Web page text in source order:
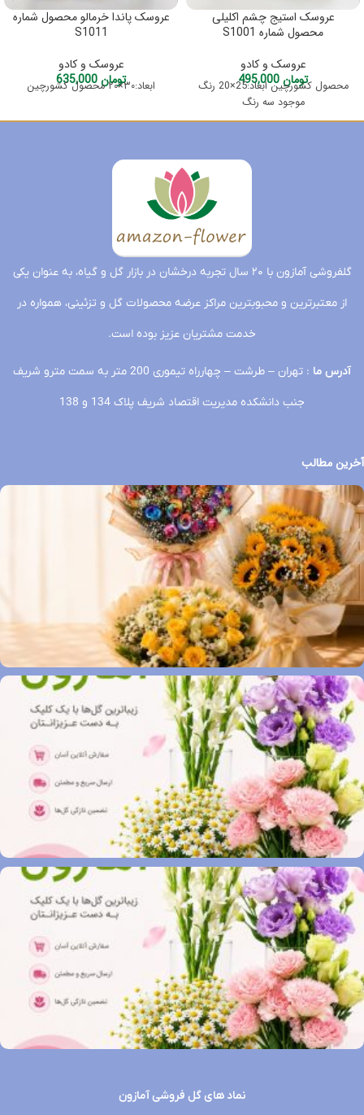
عروسک استیج چشم اکلیلی
محصول شماره S1001
عروسک و کادو
تومان
محصول کشورچین ابعاد:25×20 رنگ
موجود سه رنگ
عروسک پاندا خرمالو محصول شماره
S1011
عروسک و کادو
تومان ابعاد:۳۰×۲۰ محصول کشورچین
گلفروشی آمازون با ۲۰ سال تجربه درخشان در بازار گل و گیاه، به عنوان یکی
از معتبرترین و محبوبترین مراکز عرضه محصولات گل و تزئینی، همواره در
خدمت مشتریان عزیز بوده است.
آدرس ما
: تهران – طرشت – چهارراه تیموری 200 متر به سمت مترو شریف
جنب دانشکده مدیریت اقتصاد شریف پلاک 134 و 138
آخرین مطالب
نماد های گل فروشی آمازون